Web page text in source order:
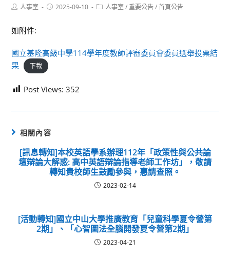
Post人事室
Post2025-09-10
Post人事室 / 重要公告 / 首頁公告
如附件:
國立基隆高級中學114學年度教師評審委員會委員選舉投票結
果
下載
Post Views: 352
相關內容
[訊息轉知]本校英語學系辦理112年「政策性與公共論
壇辯論大解惑: 高中英語辯論指導老師工作坊」，敬請
轉知貴校師生鼓勵參與，惠請查照。
2023-02-14
[活動轉知]國立中山大學推廣教育「兒童科學夏令營第
2期」、「心智圖法全腦開發夏令營第2期」
2023-04-21